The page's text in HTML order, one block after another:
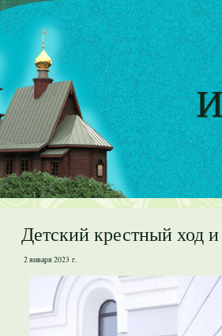
Детский крестный ход
2 января 2023 г.